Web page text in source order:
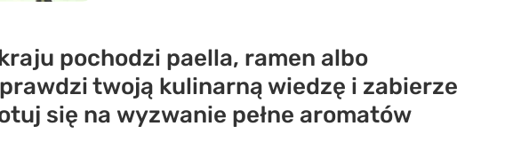
pochodzi paella, ramen albo
twoją kulinarną wiedzę i zabierze
się na wyzwanie pełne aromatów